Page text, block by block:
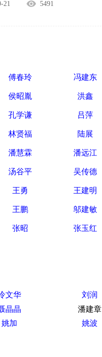
21 5491
傅春玲 冯建东
侯昭胤 洪鑫
孔学谦 吕萍
林贤福 陆展
潘慧霖 潘远江
汤谷平 吴传德
王勇 王建明
王鹏 邬建敏
张昭 张玉红
文华 刘润
晶晶 潘建章
姚加 姚波